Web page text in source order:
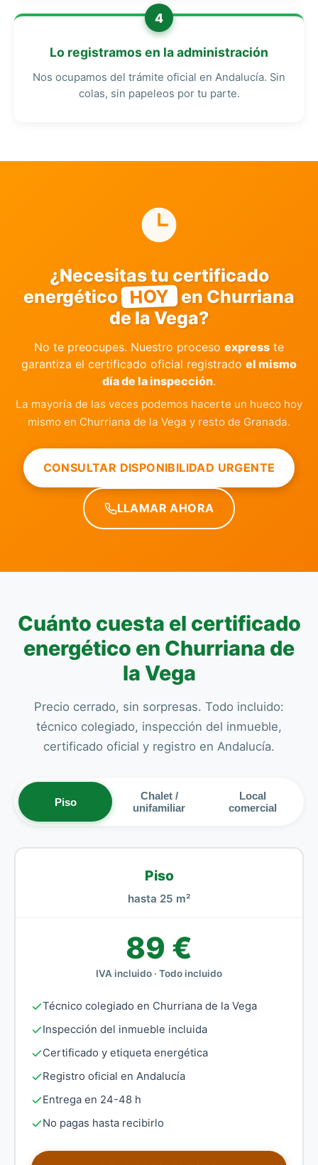
4
Lo registramos en la administración
Nos ocupamos del trámite oficial en Andalucía. Sin
colas, sin papeleos por tu parte.
¿Necesitas tu certificado
energético HOY en Churriana
de la Vega?
No te preocupes. Nuestro proceso express te
garantiza el certificado oficial registrado el mismo
día de la inspección.
La mayoría de las veces podemos hacerte un hueco hoy
mismo en Churriana de la Vega y resto de Granada.
CONSULTAR DISPONIBILIDAD URGENTE
LLAMAR AHORA
Cuánto cuesta el certificado
energético en Churriana de
la Vega
Precio cerrado, sin sorpresas. Todo incluido:
técnico colegiado, inspección del inmueble,
certificado oficial y registro en Andalucía.
Piso
Chalet /
unifamiliar
Local
comercial
Piso
hasta 25 m²
89 €
IVA incluido · Todo incluido
Técnico colegiado en Churriana de la Vega
Inspección del inmueble incluida
Certificado y etiqueta energética
Registro oficial en Andalucía
Entrega en 24-48 h
No pagas hasta recibirlo